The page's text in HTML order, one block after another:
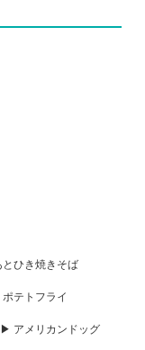
ひき焼きそば
テトフライ
メリカンドッグ